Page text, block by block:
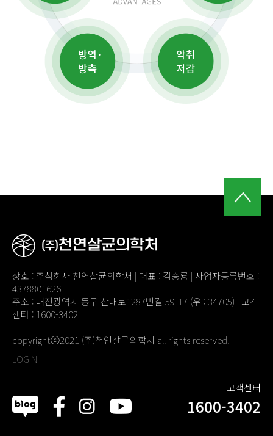
상호 : 주식회사 천연살균의학처 | 대표 : 김승룡 | 사업자등록번호 :
4378801626
주소 : 대전광역시 동구 산내로1287번길 59-17 (우 : 34705) | 고객
센터 : 1600-3402
copyrightⓒ2021 (주)천연살균의학처 all rights reserved.
LOGIN
고객센터
1600-3402